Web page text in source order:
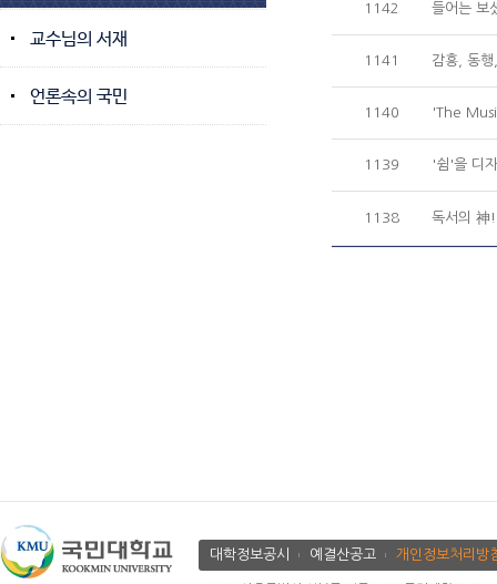
교수님의 서재
언론속의 국민
1142 들어는 보
1141 감흥, 동
1140 'The
1139 '쉼'을 디
1138 독서의 神
대학정보공시 예결산공고 개인정보처리방